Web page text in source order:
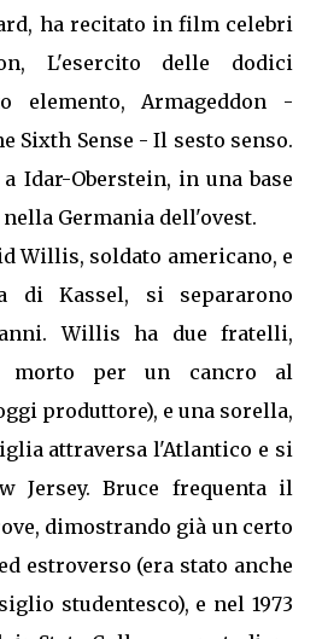
ha recitato in film celebri
L'esercito delle dodici
elemento, Armageddon -
Sixth Sense - Il sesto senso.
Idar-Oberstein, in una base
Germania dell'ovest.
Willis, soldato americano, e
di Kassel, si separarono
anni. Willis ha due fratelli,
morto per un cancro al
produttore), e una sorella,
attraversa l'Atlantico e si
Jersey. Bruce frequenta il
dimostrando già un certo
estroverso (era stato anche
studentesco), e nel 1973